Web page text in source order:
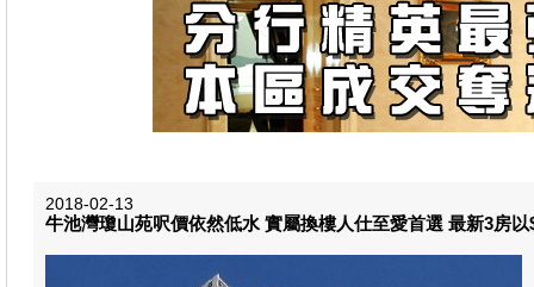
2018-02-13
牛池灣瓊山苑呎價依然低水 實屬換樓人仕至愛首選 最新3房